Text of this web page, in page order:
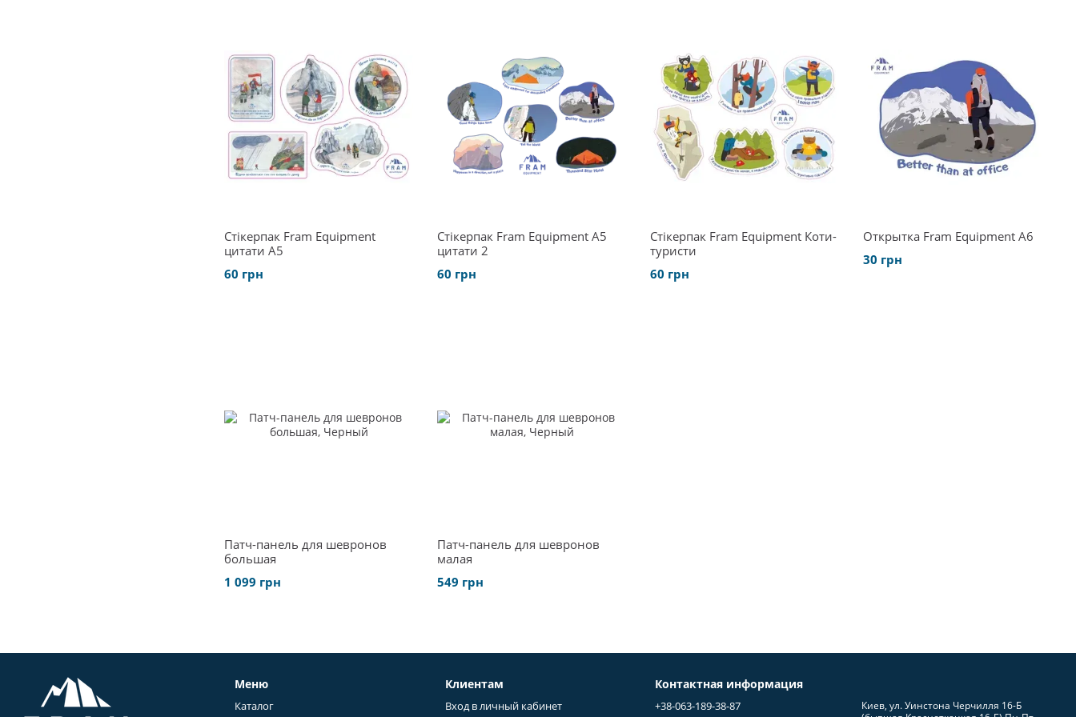
Стікерпак Fram Equipment
цитати А5
60 грн
Стікерпак Fram Equipment A5
цитати 2
60 грн
Стікерпак Fram Equipment Коти-
туристи
60 грн
Открытка Fram Equipment А6
30 грн
Патч-панель для шевронов
большая
1 099 грн
Патч-панель для шевронов
малая
549 грн
Меню
Каталог
Клиентам
Вход в личный кабинет
Контактная информация
+38-063-189-38-87
Киев, ул. Уинстона Черчилля 16-Б